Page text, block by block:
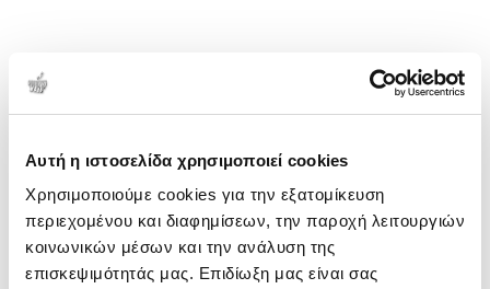
Αυτή η ιστοσελίδα χρησιμοποιεί cookies
Χρησιμοποιούμε cookies για την εξατομίκευση
περιεχομένου και διαφημίσεων, την παροχή λειτουργιών
κοινωνικών μέσων και την ανάλυση της
επισκεψιμότητάς μας. Επιδίωξη μας είναι σας